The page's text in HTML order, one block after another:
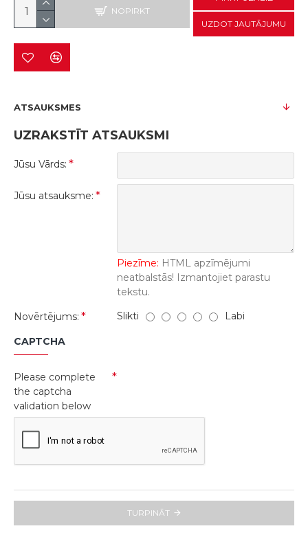
NOPIRKT
UZDOT JAUTĀJUMU
ATSAUKSMES
UZRAKSTĪT ATSAUKSMI
Jūsu Vārds:
Jūsu atsauksme:
Piezīme: HTML apzīmējumi
neatbalstās! Izmantojiet parastu
tekstu.
Novērtējums:
Slikti Labi
CAPTCHA
Please complete
the captcha
validation below
TURPINĀT